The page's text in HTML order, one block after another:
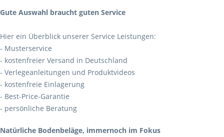
Gute Auswahl braucht guten Service
Hier ein Überblick unserer Service Leistungen:
- Musterservice
- kostenfreier Versand in Deutschland
- Verlegeanleitungen und Produktvideos
- kostenfreie Einlagerung
- Best-Price-Garantie
- persönliche Beratung
Natürliche Bodenbeläge, immernoch im Fokus